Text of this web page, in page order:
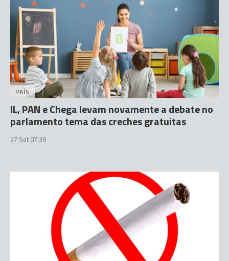
PAÍS
IL, PAN e Chega levam novamente a debate no
parlamento tema das creches gratuitas
27 Set 07:39